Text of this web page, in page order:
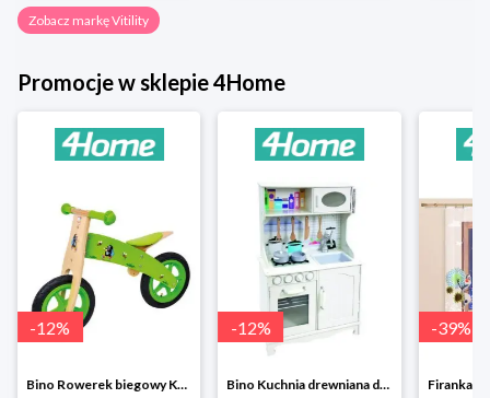
Zobacz markę Vitility
Promocje w sklepie 4Home
-12%
Bino Rowerek biegowy Krecik
-12%
Bino Kuchnia drewniana dla dzieci Provence
-39%